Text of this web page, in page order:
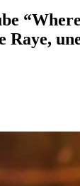
Raye,